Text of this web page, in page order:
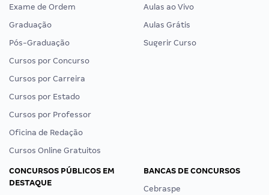
Exame de Ordem
Graduação
Pós-Graduação
Cursos por Concurso
Cursos por Carreira
Cursos por Estado
Cursos por Professor
Oficina de Redação
Cursos Online Gratuitos
Aulas ao Vivo
Aulas Grátis
Sugerir Curso
CONCURSOS PÚBLICOS EM
DESTAQUE
BANCAS DE CONCURSOS
Cebraspe